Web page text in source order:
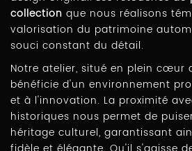
collection que nous réalisons
valorisation du patrimoine
souci constant du détail.
Notre atelier, situé en plein cœur
bénéficie d'un environnement
et à l'innovation. La proximité
historiques nous permet de
héritage culturel, garantissant